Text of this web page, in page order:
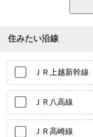
住みたい沿線
ＪＲ上越新幹線
ＪＲ八高線
ＪＲ高崎線